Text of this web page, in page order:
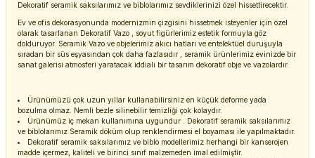
Dekoratif seramik saksılarımız ve biblolarımız sevdiklerinizi özel hissettirecektir.
Ev ve ofis dekorasyonunda modernizmin çizgisini hissetmek isteyenler için özel
olarak tasarlanan Dekoratif Vazo , soyut figürlerimiz estetik formuyla göz
dolduruyor. Seramik Vazo ve objelerimiz akıcı hatları ve entelektüel duruşuyla
sıradan bir süs eşyasından çok daha fazlasıdır , seramik ürünlerimiz evinizde bir
sanat galerisi atmosferi yaratacak iddialı bir tasarım dekoratif obje ve vazolardır.
Ürünümüzü çok uzun yıllar kullanabilirsiniz en küçük deforme yada
bozulma olmaz. Nemli bezle silinebilir temizliği çok kolaydır.
Ürünümüz iç mekan kullanımına uygundur . Dekoratif seramik saksılarımız
ve biblolarımız Seramik döküm olup renklendirmesi el boyaması ile yapılmaktadır.
Dekoratif seramik saksılarımız ve biblo modellerimiz herhangi bir kanserojen
madde içermez, kaliteli ve birinci sınıf malzemeden imal edilmiştir.